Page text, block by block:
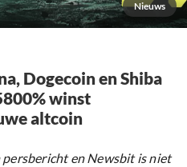
Nieuws
Dogecoin en Shiba
winst
altcoin
en Newsbit is niet